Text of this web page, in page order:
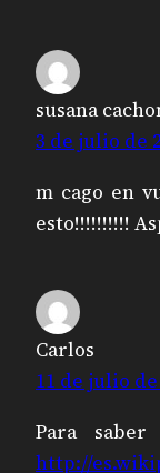
susana
3 de julio de
m cago en
esto!!!!!!!!!!
Carlos
11 de julio de
Para
http://